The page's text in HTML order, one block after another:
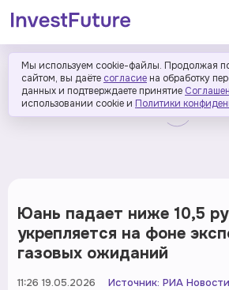
Мы используем cookie-файлы. Продолжая
сайтом, вы даёте согласие на обработку
данных и подтверждаете принятие
использовании cookie и Политики
Юань падает ниже 10,5
укрепляется на фоне
газовых ожиданий
11:26 19.05.2026 Источник: РИА Новости